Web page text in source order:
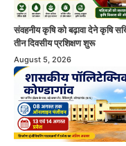
संवहनीय कृषि को बढ़ावा देने कृषि
तीन दिवसीय प्रशिक्षण शुरू
August 5, 2026